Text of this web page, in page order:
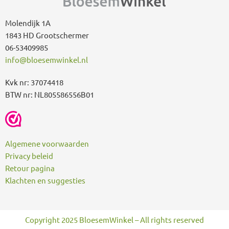
Molendijk 1A
1843 HD Grootschermer
06-53409985
info@bloesemwinkel.nl
Kvk nr: 37074418
BTW nr: NL805586556B01
Algemene voorwaarden
Privacy beleid
Retour pagina
Klachten en suggesties
Copyright 2025 BloesemWinkel – All rights reserved